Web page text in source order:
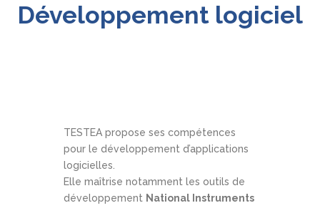
Développement logiciel
TESTEA propose ses compétences
pour le développement d’applications
logicielles.
Elle maîtrise notamment les outils de
développement National Instruments